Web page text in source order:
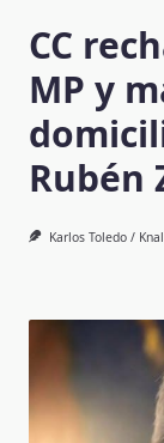
CC
MP y
Rubén
Karlos Toledo /